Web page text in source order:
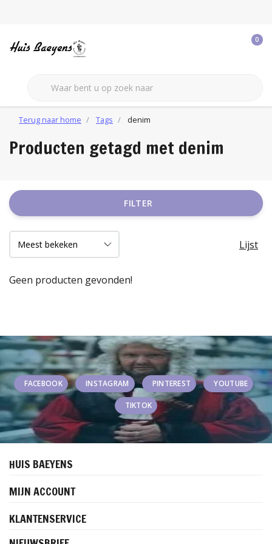
0
Terug naar home Tags denim
Producten getagd met denim
FILTER
Lijst
Geen producten gevonden!
FACEBOOK INSTAGRAM PINTEREST YOUTUBE
TIKTOK
HUIS BAEYENS
MIJN ACCOUNT
KLANTENSERVICE